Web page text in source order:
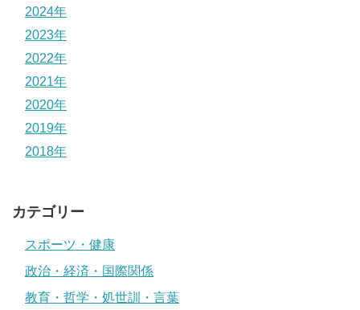
2024年
2023年
2022年
2021年
2020年
2019年
2018年
カテゴリー
スポーツ・健康
政治・経済・国際関係
教育・哲学・処世訓・言葉